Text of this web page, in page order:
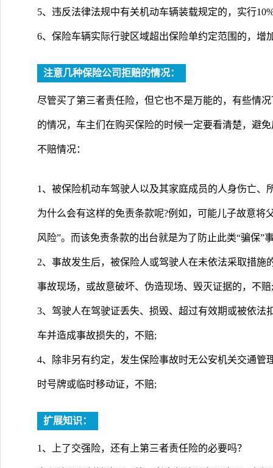
5、违反法律法规中有关机动车辆装载规定的，实行
6、保险车辆实际行驶区域超出保险单约定范围的，增
注意几种保险公司拒赔的情况：
尽管买了第三者责任险，但它也不是万能的，有些情
的情况，车主们在购买保险的时候一定要看清楚，避
不赔情况：
1、被保险机动车驾驶人以及其家庭成员的人身伤亡、
为什么会有这样的免责条款呢?例如，可能儿子故意将
风险”。而该免责条款的出台就是为了防止此类“骗保”
2、事故发生后，被保险人或驾驶人在未依法采取措
事故现场，或故意破坏、伪造现场、毁灭证据的，不赔;
3、驾驶人在驾驶证丢失、损毁、超过有效期或被依法
车并造成事故损失的，不赔;
4、除非另有约定，发生保险事故时无公安机关交通管
时号牌或临时移动证，不赔;
扩展知识：
1、上了交强险，还有上第三者责任险的必要吗？